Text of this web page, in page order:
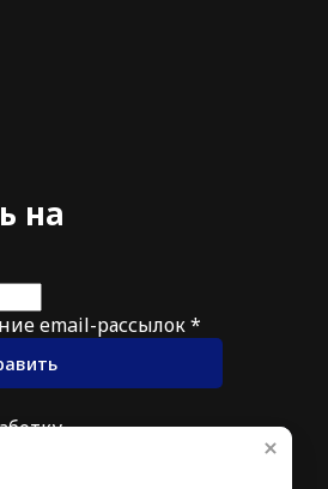
email-рассылок *
на